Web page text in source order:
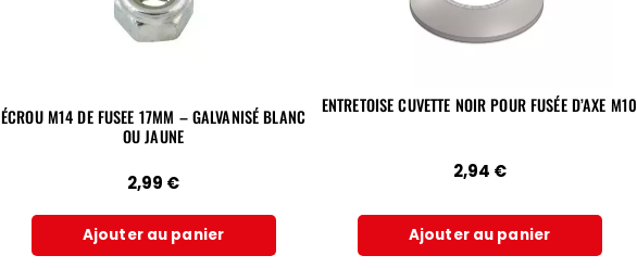
ÉCROU M14 DE FUSEE 17MM – GALVANISÉ BLANC
OU JAUNE
2,99 €
Ajouter au panier
ENTRETOISE CUVETTE NOIR POUR FUSÉE D’AXE M10
2,94 €
Ajouter au panier